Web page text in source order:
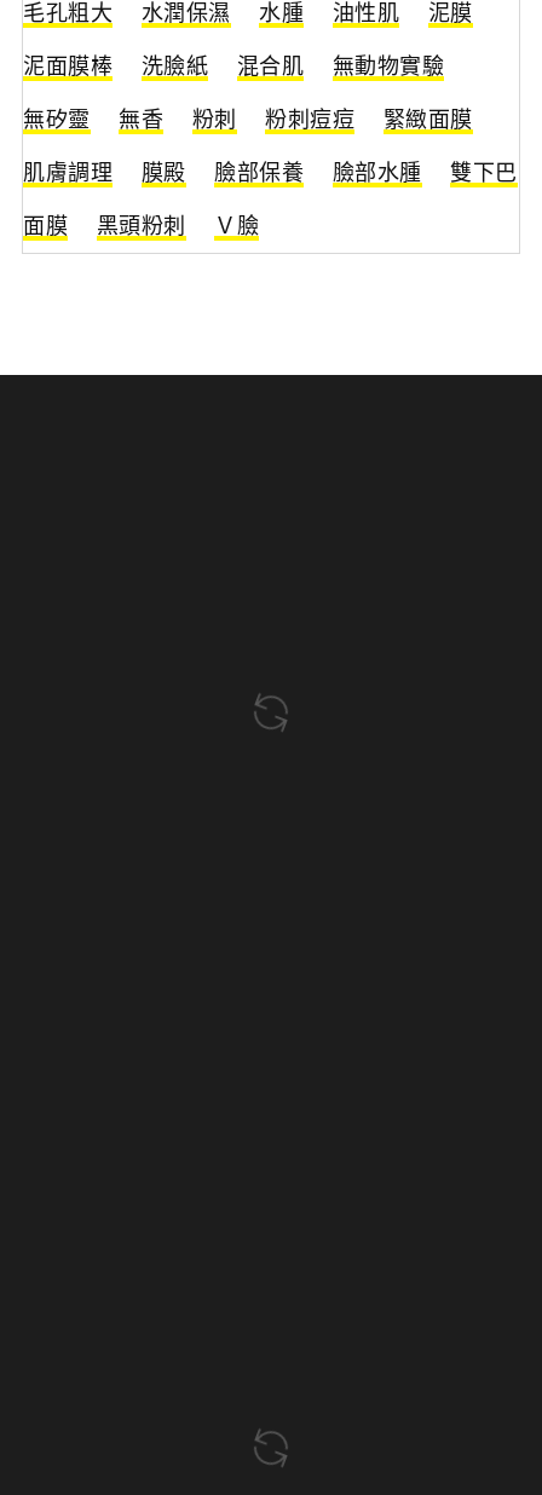
毛孔粗大 水潤保濕 水腫 油性肌 泥膜
泥面膜棒 洗臉紙 混合肌 無動物實驗
無矽靈 無香 粉刺 粉刺痘痘 緊緻面膜
肌膚調理 膜殿 臉部保養 臉部水腫 雙下巴
面膜 黑頭粉刺 Ｖ臉